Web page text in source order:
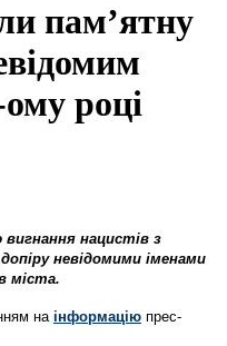
пам’ятну
році
вигнання нацистів з
невідомими іменами
міста.
на інформацію прес-